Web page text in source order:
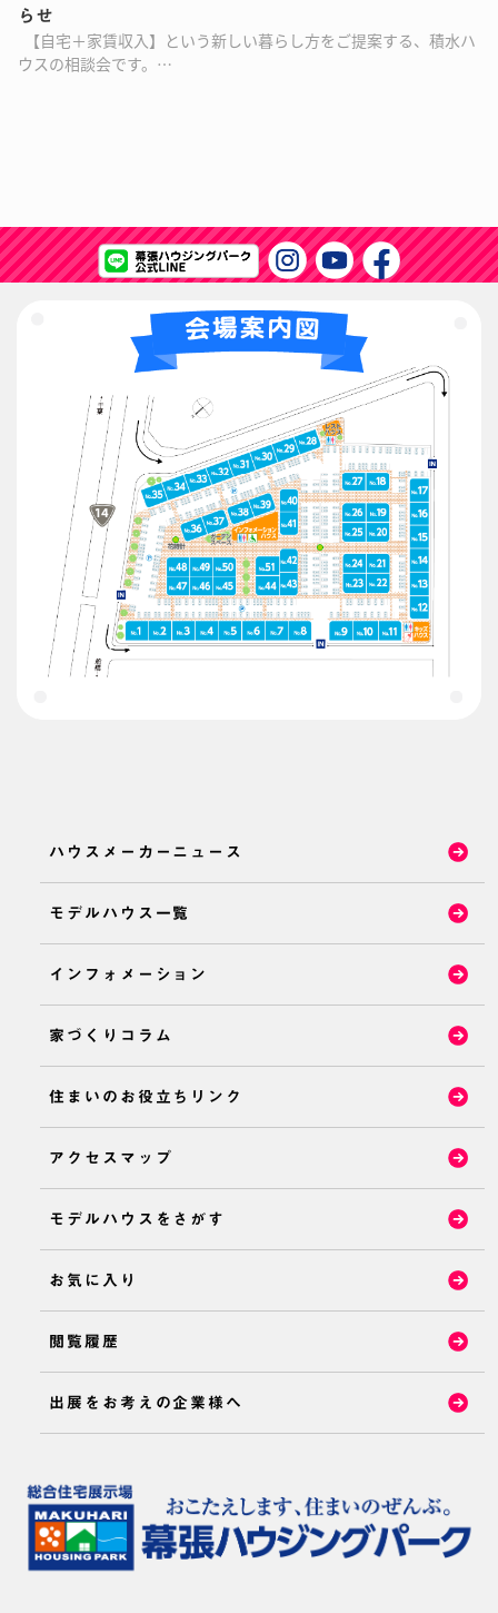
らせ
【自宅＋家賃収入】という新しい暮らし方をご提案する、積水ハ
ウスの相談会です。…
ハウスメーカーニュース
モデルハウス一覧
インフォメーション
家づくりコラム
住まいのお役立ちリンク
アクセスマップ
モデルハウスをさがす
お気に入り
閲覧履歴
出展をお考えの企業様へ